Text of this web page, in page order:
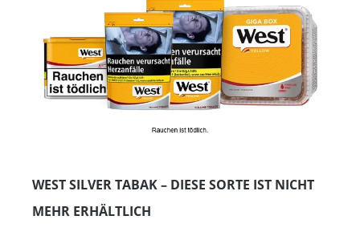
WEST SILVER TABAK – DIESE SORTE IST NICHT
MEHR ERHÄLTLICH